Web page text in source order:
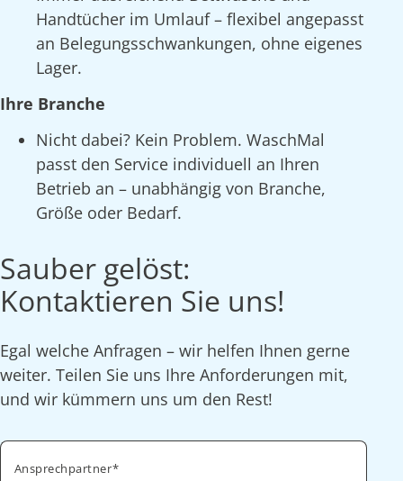
Handtücher im Umlauf – flexibel angepasst
an Belegungsschwankungen, ohne eigenes
Lager.
Ihre Branche
Nicht dabei? Kein Problem. WaschMal
passt den Service individuell an Ihren
Betrieb an – unabhängig von Branche,
Größe oder Bedarf.
Sauber gelöst:
Kontaktieren Sie uns!
Egal welche Anfragen – wir helfen Ihnen gerne
weiter. Teilen Sie uns Ihre Anforderungen mit,
und wir kümmern uns um den Rest!
Ansprechpartner